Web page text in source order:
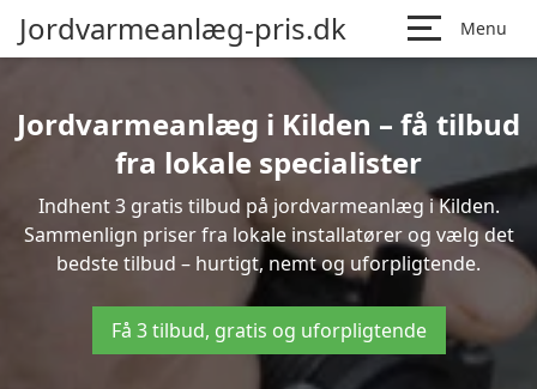
Jordvarmeanlæg-pris.dk Menu
Jordvarmeanlæg i Kilden – få tilbud
fra lokale specialister
Indhent 3 gratis tilbud på jordvarmeanlæg i Kilden.
Sammenlign priser fra lokale installatører og vælg det
bedste tilbud – hurtigt, nemt og uforpligtende.
Få 3 tilbud, gratis og uforpligtende